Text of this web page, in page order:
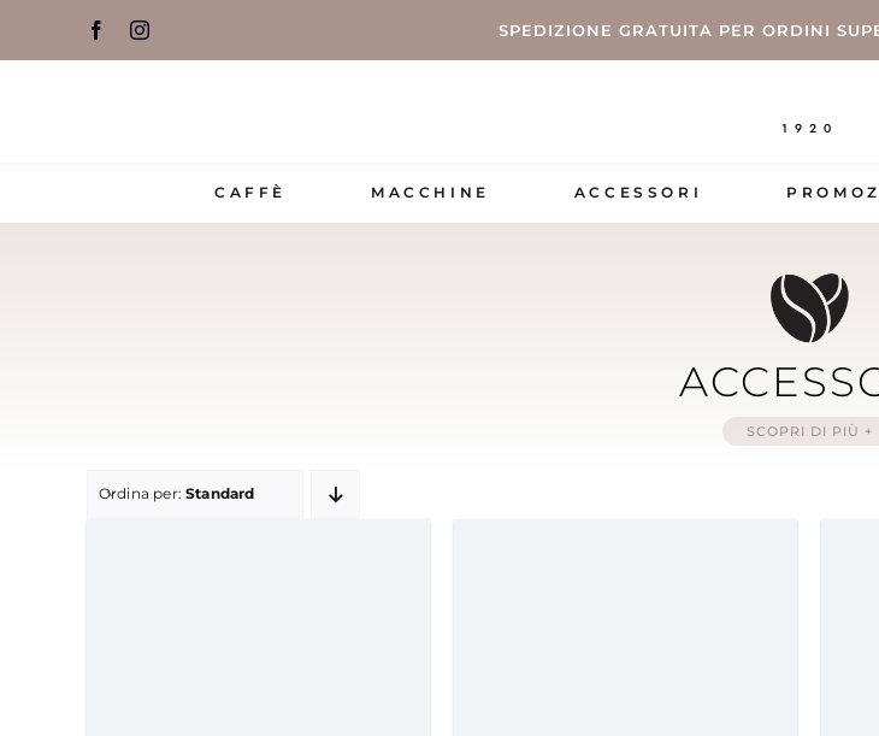
SPEDIZIONE GRATUITA PER ORDINI
1920
CAFFÈ MACCHINE ACCESSORI
SCOPRI DI PIÙ +
Ordina per:Standard